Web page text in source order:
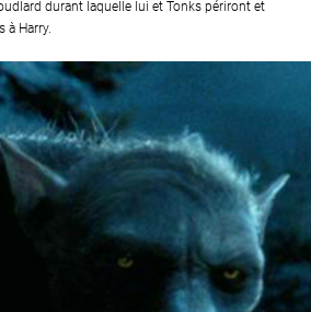
durant laquelle lui et Tonks périront et
à Harry.